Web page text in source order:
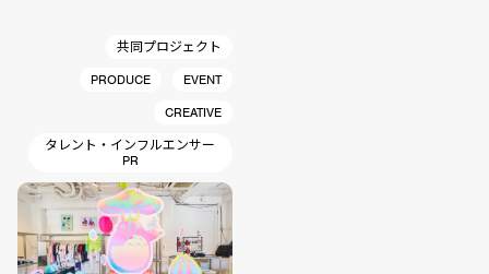
共同プロジェクト
PRODUCE
EVENT
CREATIVE
タレント・インフルエンサー
PR